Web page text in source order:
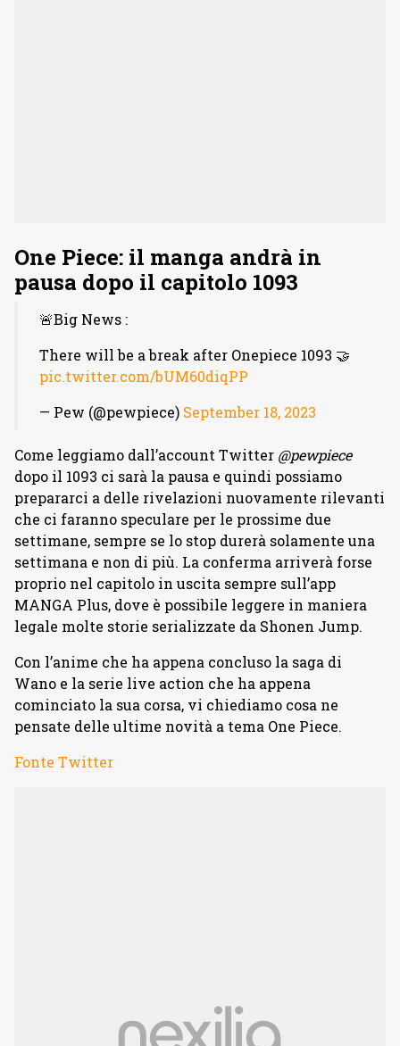
One Piece: il manga andrà in
pausa dopo il capitolo 1093
🚨Big News :
There will be a break after Onepiece 1093 🤝
pic.twitter.com/bUM60diqPP
— Pew (@pewpiece) September 18, 2023
Come leggiamo dall’account Twitter @pewpiece
dopo il 1093 ci sarà la pausa e quindi possiamo
prepararci a delle rivelazioni nuovamente rilevanti
che ci faranno speculare per le prossime due
settimane, sempre se lo stop durerà solamente una
settimana e non di più. La conferma arriverà forse
proprio nel capitolo in uscita sempre sull’app
MANGA Plus, dove è possibile leggere in maniera
legale molte storie serializzate da Shonen Jump.
Con l’anime che ha appena concluso la saga di
Wano e la serie live action che ha appena
cominciato la sua corsa, vi chiediamo cosa ne
pensate delle ultime novità a tema One Piece.
Fonte Twitter